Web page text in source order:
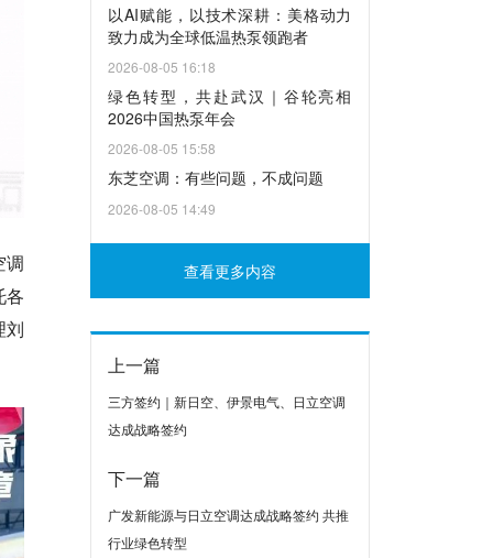
调
各
刘
以AI赋能，以技术深耕：美格动力
致力成为全球低温热泵领跑者
2026-08-05 16:18
绿色转型，共赴武汉｜谷轮亮相
2026中国热泵年会
2026-08-05 15:58
东芝空调：有些问题，不成问题
2026-08-05 14:49
查看更多内容
上一篇
三方签约｜新日空、伊景电气、日立空调
达成战略签约
下一篇
广发新能源与日立空调达成战略签约 共推
行业绿色转型